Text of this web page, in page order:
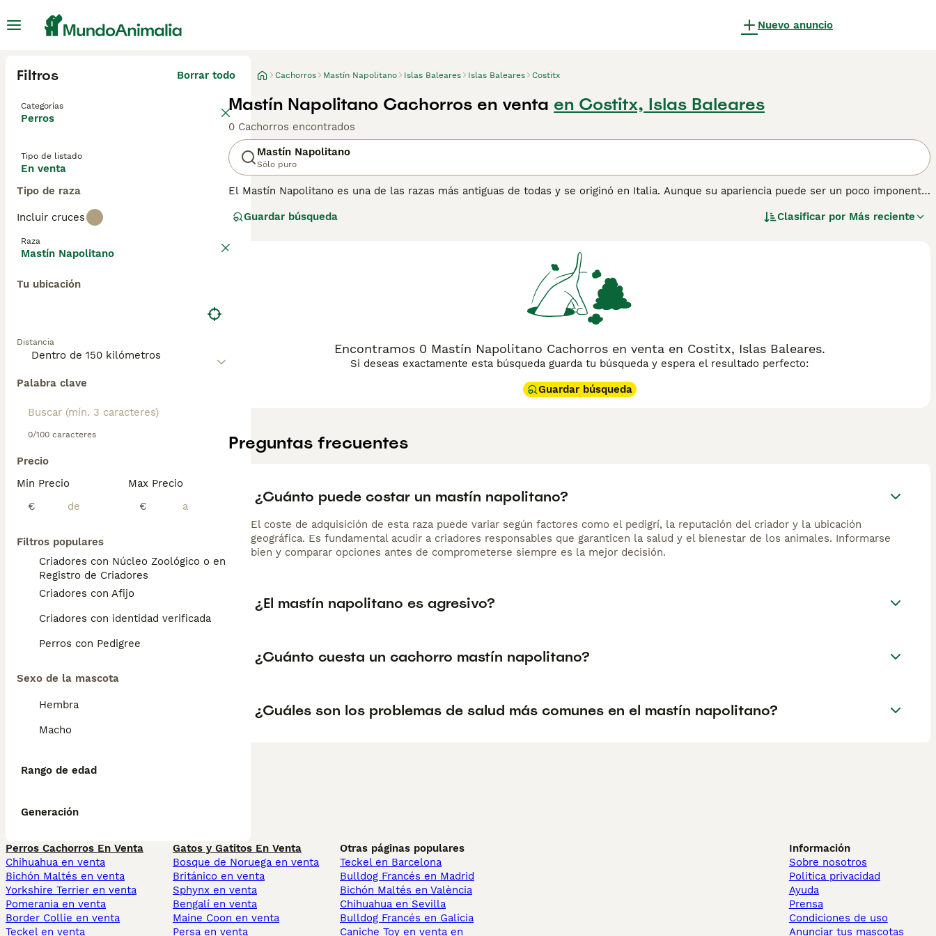
Nuevo anuncio
Filtros Borrar todo
Categorías
Perros
Tipo de listado
En venta
Tipo de raza
Incluir cruces
Raza
Mastín Napolitano
Tu ubicación
Distancia
Palabra clave
0/100 caracteres
Precio
Min Precio
€
Max Precio
€
Filtros populares
Criadores con Núcleo Zoológico o en el
Registro de Criadores
Criadores con Afijo
Criadores con identidad verificada
Perros con Pedigree
Sexo de la mascota
Hembra
Macho
Rango de edad
Generación
Cachorros Mastín Napolitano Islas Baleares Islas Baleares Costitx
Mastín Napolitano Cachorros en venta en Costitx, Islas Baleares
0 Cachorros encontrados
Mastín Napolitano
Sólo puro
El Mastín Napolitano es una de las razas más antiguas de todas y se originó en Italia. Aunque su apariencia puede ser un poco imponente
tienen una enorme cantidad de piel suelta alrededor de la cara y el cuello, lo que combinado con sus labios ultra secos le da al Mastín
para obtener información sobre esta raza de perro.
Guardar búsqueda Clasificar por Más reciente
Encontramos 0 Mastín Napolitano Cachorros en venta en Costitx, Islas Baleares.
Si deseas exactamente esta búsqueda guarda tu búsqueda y espera el resultado perfecto:
Guardar búsqueda
Preguntas frecuentes
¿Cuánto puede costar un mastín napolitano?
El coste de adquisición de esta raza puede variar según factores como el pedigrí, la reputación del criador y la ubicación
geográfica. Es fundamental acudir a criadores responsables que garanticen la salud y el bienestar de los animales. Informarse
bien y comparar opciones antes de comprometerse siempre es la mejor decisión.
¿El mastín napolitano es agresivo?
¿Cuánto cuesta un cachorro mastín napolitano?
¿Cuáles son los problemas de salud más comunes en el mastín napolitano?
Perros Cachorros En Venta
Chihuahua en venta
Bichón Maltés en venta
Yorkshire Terrier en venta
Pomerania en venta
Border Collie en venta
Teckel en venta
Gatos y Gatitos En Venta
Bosque de Noruega en venta
Británico en venta
Sphynx en venta
Bengalí en venta
Maine Coon en venta
Persa en venta
Otras páginas populares
Teckel en Barcelona
Bulldog Francés en Madrid
Bichón Maltés en València
Chihuahua en Sevilla
Bulldog Francés en Galicia
Caniche Toy en venta en
Información
Sobre nosotros
Politica privacidad
Ayuda
Prensa
Condiciones de uso
Anunciar tus mascotas